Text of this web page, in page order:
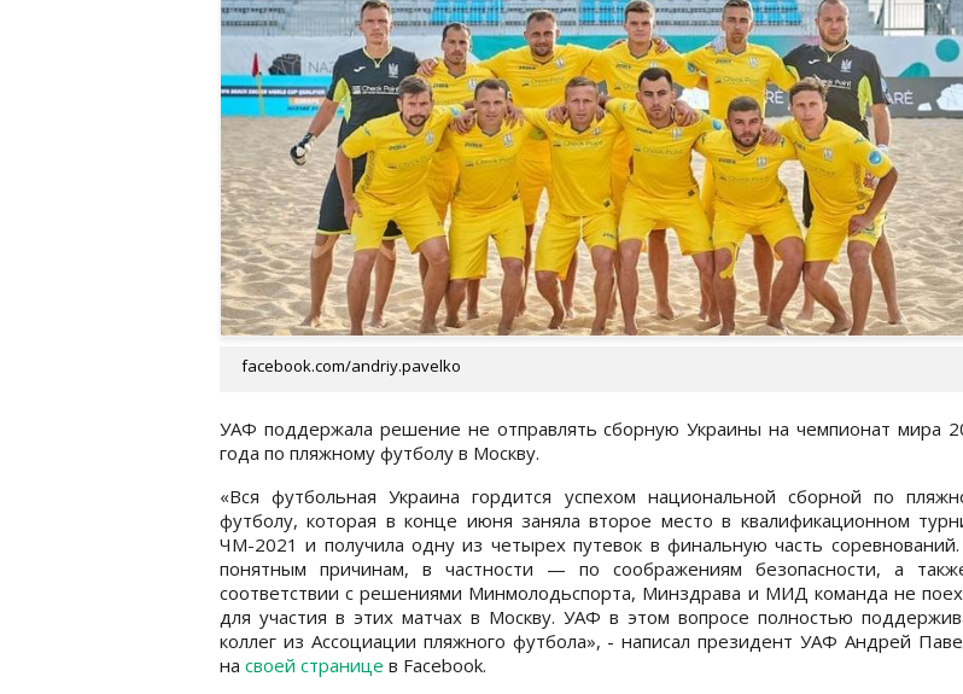
facebook.com/andriy.pavelko
УАФ поддержала решение не отправлять сборную Украины на чемпионат мира
года по пляжному футболу в Москву.
«Вся футбольная Украина гордится успехом национальной сборной по
футболу, которая в конце июня заняла второе место в квалификационном
ЧМ-2021 и получила одну из четырех путевок в финальную часть
понятным причинам, в частности — по соображениям безопасности, а
соответствии с решениями Минмолодьспорта, Минздрава и МИД команда не
для участия в этих матчах в Москву. УАФ в этом вопросе полностью
коллег из Ассоциации пляжного футбола», - написал президент УАФ Андрей
на своей странице в Facebook.